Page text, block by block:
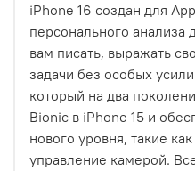
iPhone 16 создан для
персонального анализа
вам писать, выражать
задачи без особых
который на два
Bionic в iPhone 15 и
нового уровня, такие
управление камерой.